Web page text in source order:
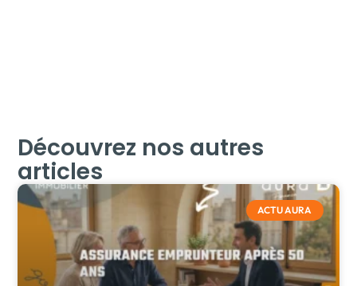
Découvrez nos autres
articles
ACTU AURA